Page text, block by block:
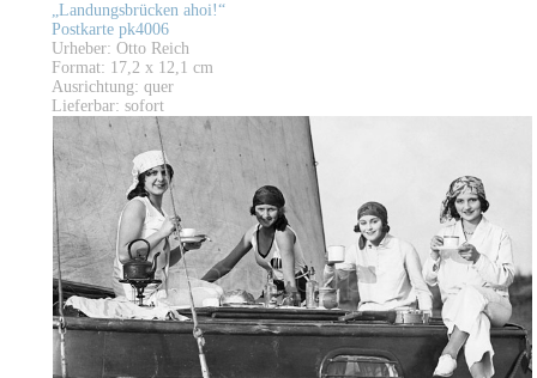
„Landungsbrücken ahoi!“
Postkarte pk4006
Urheber: Otto Reich
Format: 17,2 x 12,1 cm
Ausrichtung: quer
Lieferbar: sofort